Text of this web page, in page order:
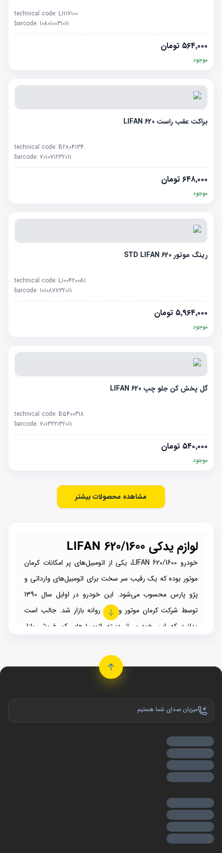
technical code: L1117100
barcode: 108010031011
۵۶۴٬۰۰۰ تومان
موجود
براکت عقب راست LIFAN 620
technical code: B2804134
barcode: 701071232011
۶۴۸٬۰۰۰ تومان
موجود
رینگ موتور STD LIFAN 620
technical code: L1004200A1
barcode: 101087732011
۵٬۹۶۴٬۰۰۰ تومان
موجود
گل پخش کن جلو چپ LIFAN 620
technical code: B5400318
barcode: 701322132011
۵۴۰٬۰۰۰ تومان
موجود
مشاهده محصولات بیشتر
لوازم یدکی LIFAN 620/1600
خودرو LIFAN 620/1600، یکی از اتومبیل‌های پر امکانات کرمان
موتور بوده که یک رقیب سر سخت برای اتومبیل‌های وارداتی و
پژو پارس محسوب می‌شود. این خودرو در اوایل سال 1390
توسط شرکت کرمان موتور وارد و روانه بازار شد. جالب است
بدانید که این خودرو، از دسته اتومبیل‌های کم فروش بازار
داریم به شرح مشخصات و راهنمای خرید
همچون چراغ و تسمه و … با کیفیت بالا و قیمت مناسب
مزایای 620/1600
هر صد کیلومتر تخمین می‌خورد. بر روی این خودرو، یک
150 نیوتون متر می‌باشد.
فراموش نکنید که این خودرو بسیار کم استهلاک و کم مصرف
بوده و برای مصارف درون و برون شهری گزینه بسیار مناسبی
میزبان صدای شما هستیم